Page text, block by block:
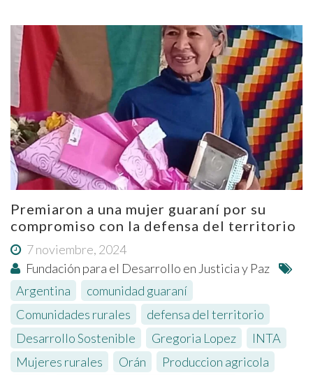
Premiaron a una mujer guaraní por su
compromiso con la defensa del territorio
7 noviembre, 2024
Fundación para el Desarrollo en Justicia y Paz
Argentina
comunidad guaraní
Comunidades rurales
defensa del territorio
Desarrollo Sostenible
Gregoria Lopez INTA
Mujeres rurales
Orán Produccion agricola